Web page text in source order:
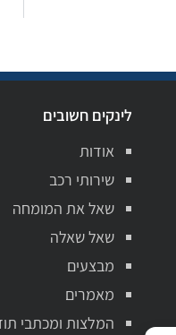
לינקים חשובים
אודות
שירותי רכב
שאל את המומחה
שאל שאלה
מבצעים
מאמרים
המלצות ומכתבי